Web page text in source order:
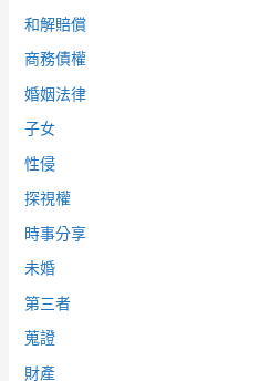
和解賠償
商務債權
婚姻法律
子女
性侵
探視權
時事分享
未婚
第三者
蒐證
財產